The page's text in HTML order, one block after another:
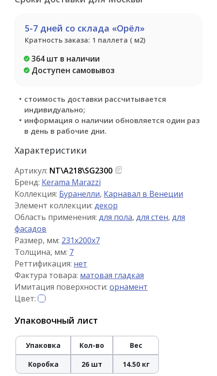
5-7 дней со склада «Орёл»
Кратность заказа: 1 паллета ( м2)
364 шт в наличии
Доступен самовывоз
стоимость доставки рассчитывается
индивидуально;
информация о наличии обновляется один раз
в день в рабочие дни.
Характеристики
Артикул: NT\A218\SG2300
Бренд: Kerama Marazzi
Коллекция: Буранелли, Карнавал в Венеции
Элемент коллекции: декор
Область применения: для пола, для стен, для
фасадов
Размер, мм: 231x200x7
Толщина, мм: 7
Реттификация: нет
Фактура товара: матовая гладкая
Имитация поверхности: орнамент
Цвет:
Упаковочный лист
Упаковка Кол-во Вес
Коробка 26 шт 14.50 кг